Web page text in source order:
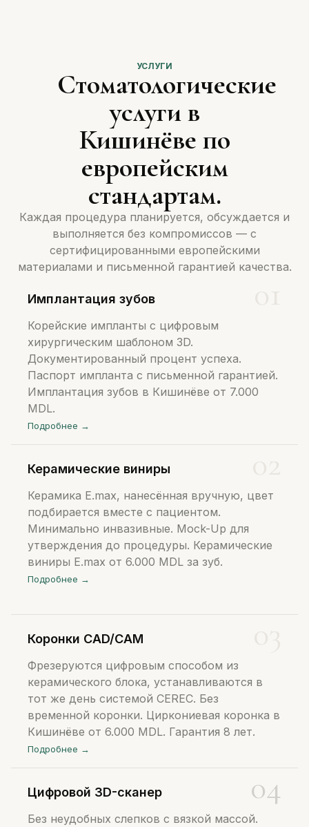
УСЛУГИ
Стоматологические
услуги в
Кишинёве по
европейским
стандартам.
Каждая процедура планируется, обсуждается и
выполняется без компромиссов — с
сертифицированными европейскими
материалами и письменной гарантией качества.
Имплантация зубов
Корейские импланты с цифровым
хирургическим шаблоном 3D.
Документированный процент успеха.
Паспорт импланта с письменной гарантией.
Имплантация зубов в Кишинёве от 7.000
MDL.
Подробнее →
Керамические виниры
Керамика E.max, нанесённая вручную, цвет
подбирается вместе с пациентом.
Минимально инвазивные. Mock-Up для
утверждения до процедуры. Керамические
виниры E.max от 6.000 MDL за зуб.
Подробнее →
Коронки CAD/CAM
Фрезеруются цифровым способом из
керамического блока, устанавливаются в
тот же день системой CEREC. Без
временной коронки. Циркониевая коронка в
Кишинёве от 6.000 MDL. Гарантия 8 лет.
Подробнее →
Цифровой 3D-сканер
Без неудобных слепков с вязкой массой.